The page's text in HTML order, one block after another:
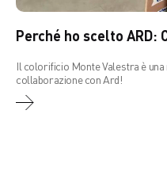
Perché ho scelto
Il colorificio Monte Valestra è
collaborazione con Ard!